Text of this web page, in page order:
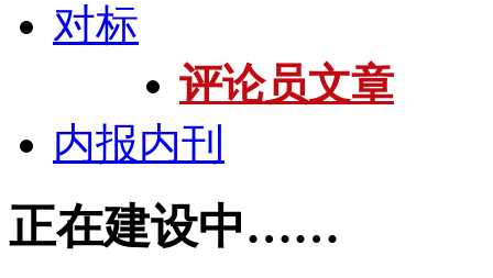
对标
评论员文章
内报内刊
正在建设中……